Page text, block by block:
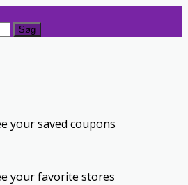
Søg
your saved coupons
your favorite stores